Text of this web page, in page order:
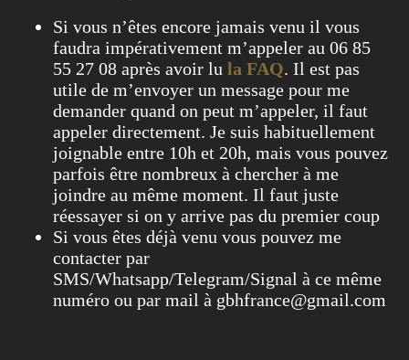
Si vous n’êtes encore jamais venu il vous
faudra impérativement m’appeler au 06 85
55 27 08 après avoir lu la FAQ. Il est pas
utile de m’envoyer un message pour me
demander quand on peut m’appeler, il faut
appeler directement. Je suis habituellement
joignable entre 10h et 20h, mais vous pouvez
parfois être nombreux à chercher à me
joindre au même moment. Il faut juste
réessayer si on y arrive pas du premier coup
Si vous êtes déjà venu vous pouvez me
contacter par
SMS/Whatsapp/Telegram/Signal à ce même
numéro ou par mail à gbhfrance@gmail.com